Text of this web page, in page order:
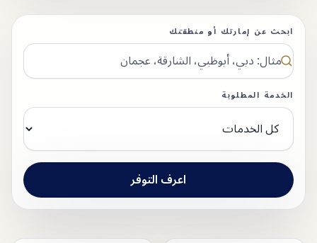
ابحث عن إمارتك أو منطقتك
الخدمة المطلوبة
اعرف التوفر